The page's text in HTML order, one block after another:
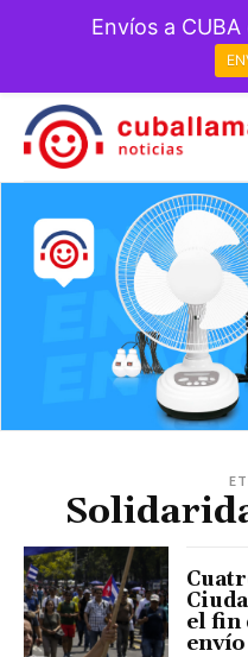
el fin
Envíos a